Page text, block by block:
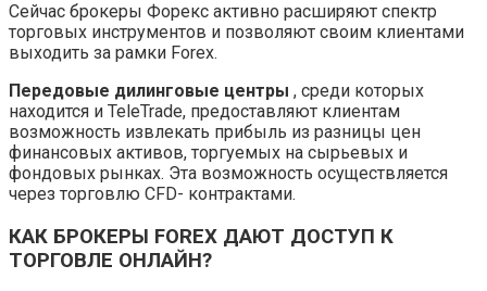
Сейчас брокеры Форекс активно расширяют спектр
торговых инструментов и позволяют своим клиентами
выходить за рамки Forex.
Передовые дилинговые центры , среди которых
находится и TeleTrade, предоставляют клиентам
возможность извлекать прибыль из разницы цен
финансовых активов, торгуемых на сырьевых и
фондовых рынках. Эта возможность осуществляется
через торговлю CFD- контрактами.
КАК БРОКЕРЫ FOREX ДАЮТ ДОСТУП К
ТОРГОВЛЕ ОНЛАЙН?